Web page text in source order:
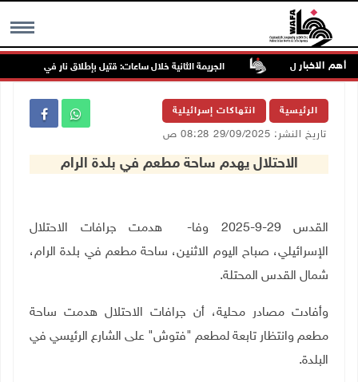
MENU أهم الاخبار
المنازل الجريمة الثانية خلال ساعات: قتيل بإطلاق نار في مقيبلة بأراضي
الرئيسية انتهاكات إسرائيلية
تاريخ النشر: 29/09/2025 08:28 ص
الاحتلال يهدم ساحة مطعم في بلدة الرام
القدس 29-9-2025 وفا- هدمت جرافات الاحتلال
الإسرائيلي، صباح اليوم الاثنين، ساحة مطعم في بلدة الرام،
شمال القدس المحتلة.
وأفادت مصادر محلية، أن جرافات الاحتلال هدمت ساحة
مطعم وانتظار تابعة لمطعم "فتوش" على الشارع الرئيسي في
البلدة.